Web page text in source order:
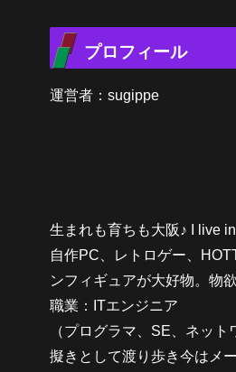
プロフィール
運営者：sugippe
生まれも育ちも大阪♪ I live
自作PC、レトロゲー、
ンフィギュアが大好物。物欲
職業：ITエンジニア
（プログラマ、SE、ネット
擬きとして渡り歩き今はメ